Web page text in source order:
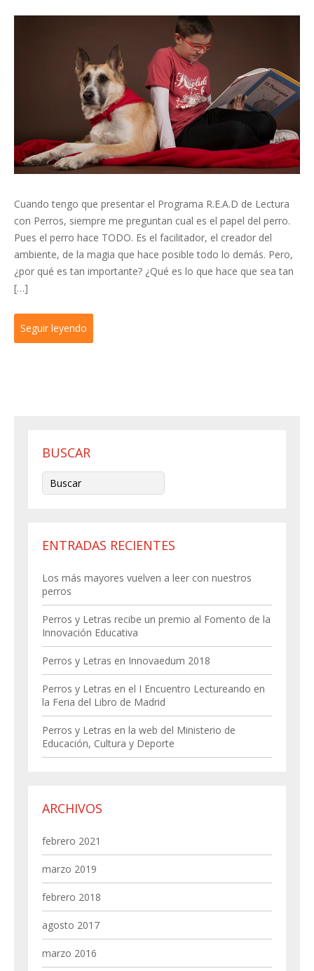
Cuando tengo que presentar el Programa R.E.A.D de Lectura
con Perros, siempre me preguntan cual es el papel del perro.
Pues el perro hace TODO. Es el facilitador, el creador del
ambiente, de la magia que hace posible todo lo demás. Pero,
¿por qué es tan importante? ¿Qué es lo que hace que sea tan
[…]
Seguir leyendo
BUSCAR
ENTRADAS RECIENTES
Los más mayores vuelven a leer con nuestros
perros
Perros y Letras recibe un premio al Fomento de la
Innovación Educativa
Perros y Letras en Innovaedum 2018
Perros y Letras en el I Encuentro Lectureando en
la Feria del Libro de Madrid
Perros y Letras en la web del Ministerio de
Educación, Cultura y Deporte
ARCHIVOS
febrero 2021
marzo 2019
febrero 2018
agosto 2017
marzo 2016